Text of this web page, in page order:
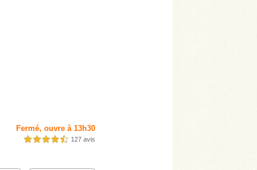
Fermé, ouvre à 13h30
4,5 étoiles sur 5 127 avis